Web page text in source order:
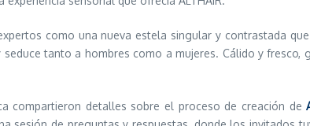
como una nueva estela singular y contrastada
seduce tanto a hombres como a mujeres. Cálido y
compartieron detalles sobre el proceso de creación de